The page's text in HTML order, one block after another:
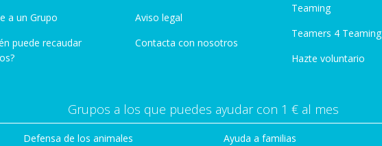
a un Grupo
puede recaudar
Aviso legal
Contacta con nosotros
Teaming
Teamers 4 Teaming
Hazte voluntario
Grupos a los que puedes ayudar con 1 € al mes
Defensa de los animales
Ayuda a familias